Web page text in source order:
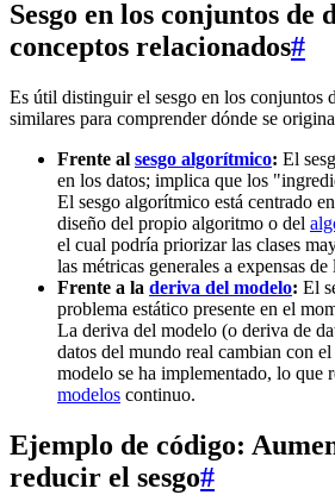
Sesgo en los conjuntos de
conceptos relacionados#
Es útil distinguir el sesgo en los conjuntos
similares para comprender dónde se
Frente al sesgo algorítmico: El
en los datos; implica que los
El sesgo algorítmico está centrado
diseño del propio algoritmo o del
el cual podría priorizar las clases
las métricas generales a expensas
Frente a la deriva del modelo: El
problema estático presente en el
La deriva del modelo (o deriva de
datos del mundo real cambian con
modelo se ha implementado, lo que
modelos continuo.
Ejemplo de código:
reducir el sesgo#